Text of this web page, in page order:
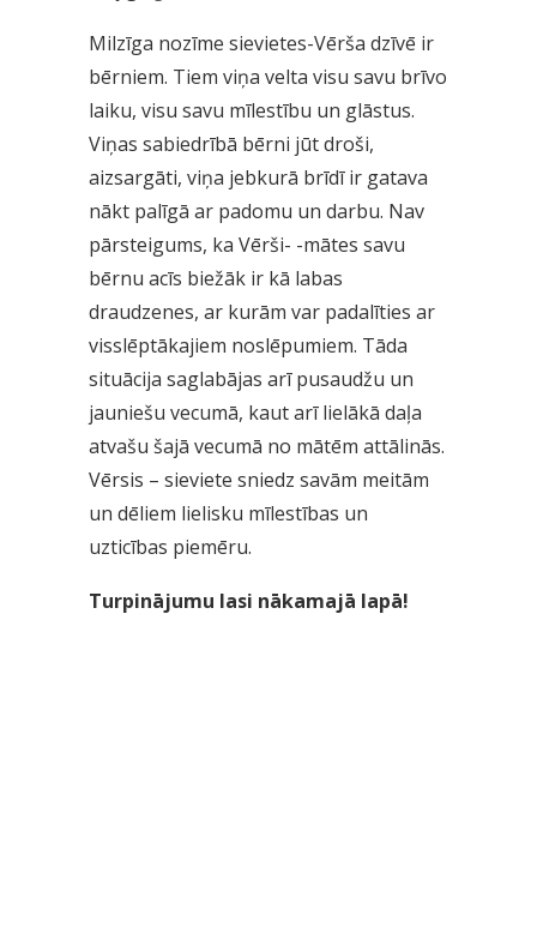
Milzīga nozīme sievietes-Vērša dzīvē ir
bērniem. Tiem viņa velta visu savu brīvo
laiku, visu savu mīlestību un glāstus.
Viņas sabiedrībā bērni jūt droši,
aizsargāti, viņa jebkurā brīdī ir gatava
nākt palīgā ar padomu un darbu. Nav
pārsteigums, ka Vērši- -mātes savu
bērnu acīs biežāk ir kā labas
draudzenes, ar kurām var padalīties ar
visslēptākajiem noslēpumiem. Tāda
situācija saglabājas arī pusaudžu un
jauniešu vecumā, kaut arī lielākā daļa
atvašu šajā vecumā no mātēm attālinās.
Vērsis – sieviete sniedz savām meitām
un dēliem lielisku mīlestības un
uzticības piemēru.
Turpinājumu lasi nākamajā lapā!